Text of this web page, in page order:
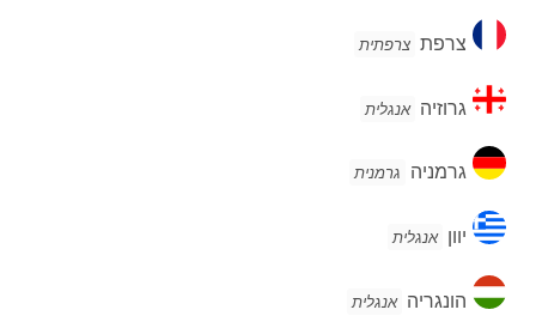
צרפת
צרפת צרפתית
גרוזיה
גרוזיה אנגלית
גרמניה
גרמניה גרמנית
יווןיוון אנגלית
הונגריה אנגלית